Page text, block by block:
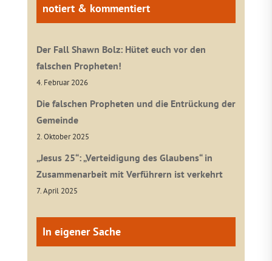
notiert & kommentiert
Der Fall Shawn Bolz: Hütet euch vor den
falschen Propheten!
4. Februar 2026
Die falschen Propheten und die Entrückung der
Gemeinde
2. Oktober 2025
„Jesus 25“: „Verteidigung des Glaubens“ in
Zusammenarbeit mit Verführern ist verkehrt
7. April 2025
In eigener Sache